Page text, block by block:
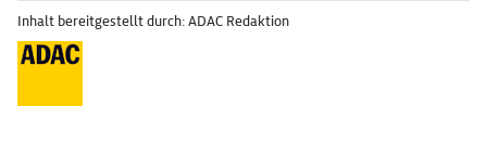
Inhalt bereitgestellt durch: ADAC Redaktion